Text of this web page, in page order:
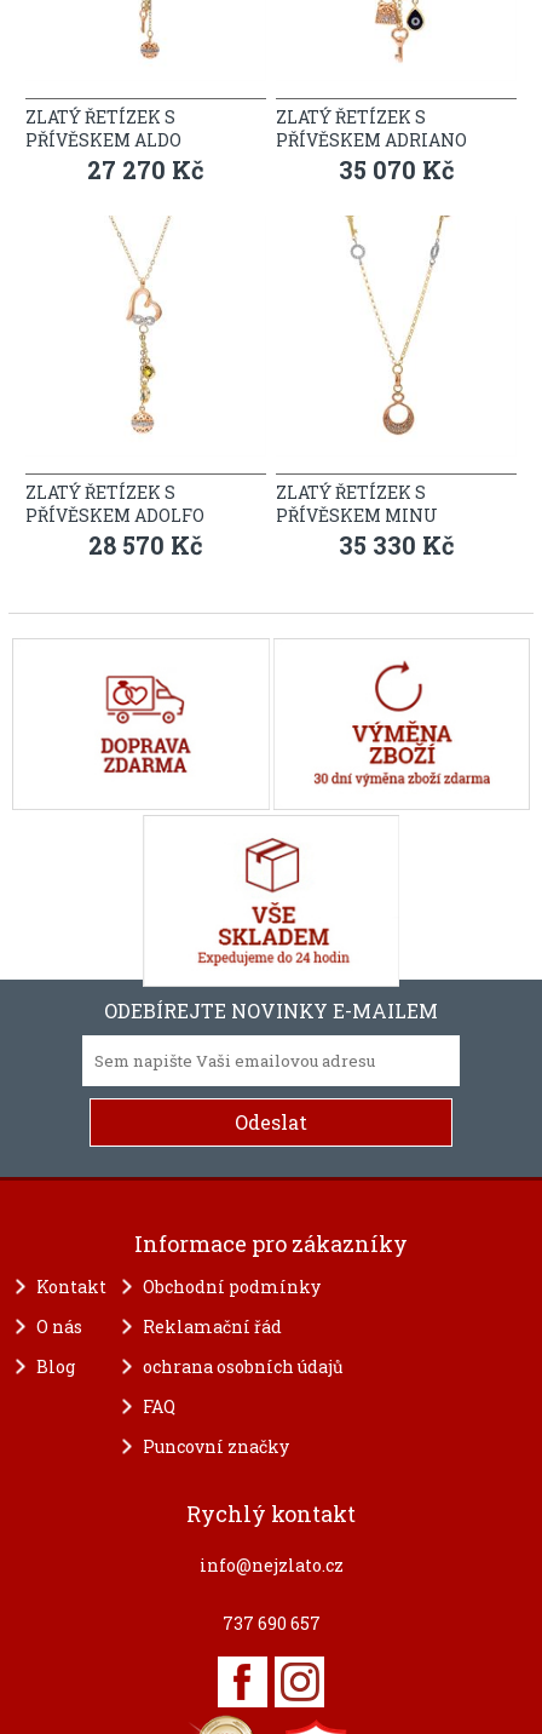
ZLATÝ ŘETÍZEK S
PŘÍVĚSKEM ALDO
27 270 Kč
ZLATÝ ŘETÍZEK S
PŘÍVĚSKEM ADRIANO
35 070 Kč
ZLATÝ ŘETÍZEK S
PŘÍVĚSKEM ADOLFO
28 570 Kč
ZLATÝ ŘETÍZEK S
PŘÍVĚSKEM MINU
35 330 Kč
ODEBÍREJTE NOVINKY E-MAILEM
Informace pro zákazníky
Kontakt
O nás
Blog
Obchodní podmínky
Reklamační řád
ochrana osobních údajů
FAQ
Puncovní značky
Rychlý kontakt
info@nejzlato.cz
737 690 657